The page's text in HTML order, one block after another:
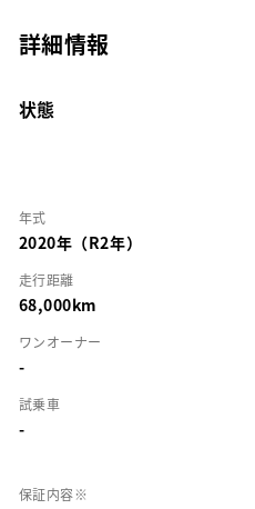
詳細情報
状態
年式
2020年（R2年）
走行距離
68,000km
ワンオーナー
-
試乗車
-
保証内容※